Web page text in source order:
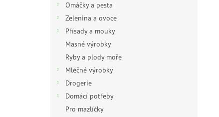
Omáčky a pesta
Zelenina a ovoce
Přísady a mouky
Masné výrobky
Ryby a plody moře
Mléčné výrobky
Drogerie
Domácí potřeby
Pro mazlíčky